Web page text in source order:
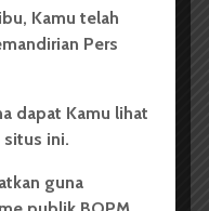
201 dilihat
Kamu telah
Pers
dapat Kamu lihat
situs ini.
guna